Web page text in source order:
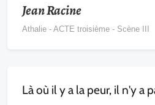
Jean Racine
Athalie - ACTE troisième - Scène III
Là où il y a la peur, il n'y a